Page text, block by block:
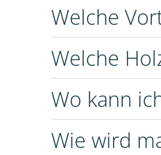
Welche
Welche
Wo kann
Wie wird